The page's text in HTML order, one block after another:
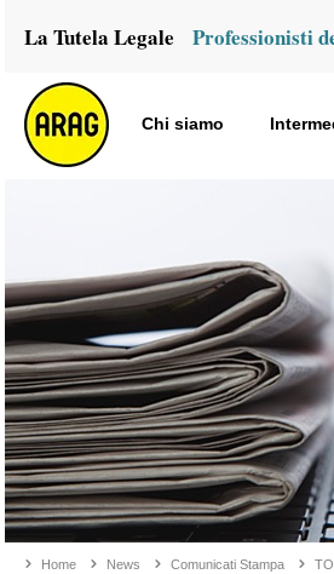
La Tutela Legale Professionisti
Chi siamo
Home News Comunicati Stampa